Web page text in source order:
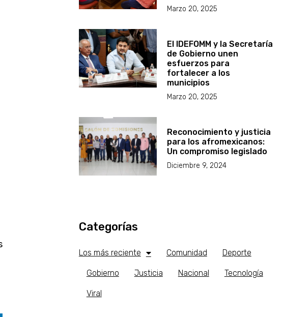
Marzo 20, 2025
El IDEFOMM y la Secretaría
de Gobierno unen
esfuerzos para
fortalecer a los
municipios
Marzo 20, 2025
Reconocimiento y justicia
para los afromexicanos:
Un compromiso legislado
Diciembre 9, 2024
Categorías
Los más reciente Comunidad Deporte
Gobierno Justicia Nacional Tecnología
Viral